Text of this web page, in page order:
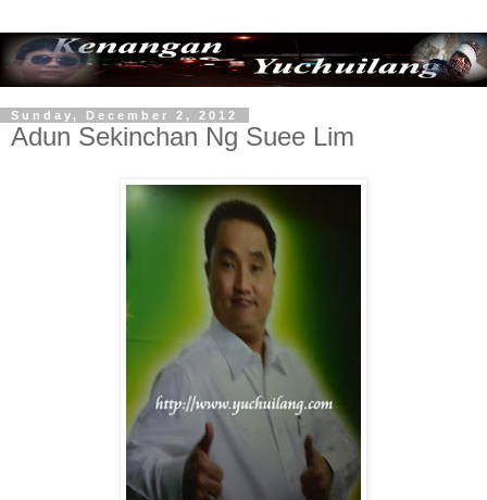
Sunday, December 2, 2012
Adun Sekinchan Ng Suee Lim